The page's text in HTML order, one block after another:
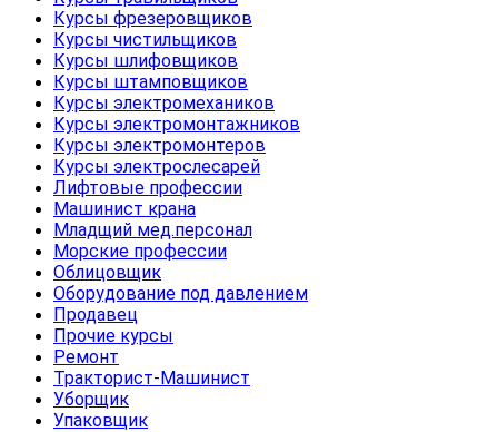
Курсы фрезеровщиков
Курсы чистильщиков
Курсы шлифовщиков
Курсы штамповщиков
Курсы электромехаников
Курсы электромонтажников
Курсы электромонтеров
Курсы электрослесарей
Лифтовые профессии
Машинист крана
Младщий мед.персонал
Морские профессии
Облицовщик
Оборудование под давлением
Продавец
Прочие курсы
Ремонт
Тракторист-Машинист
Уборщик
Упаковщик